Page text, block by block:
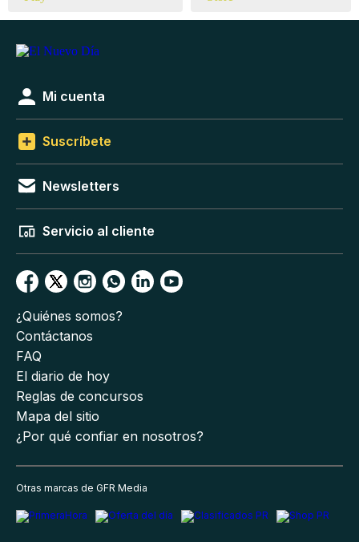
Mi cuenta
Suscríbete
Newsletters
Servicio al cliente
¿Quiénes somos?
Contáctanos
FAQ
El diario de hoy
Reglas de concursos
Mapa del sitio
¿Por qué confiar en nosotros?
Otras marcas de GFR Media